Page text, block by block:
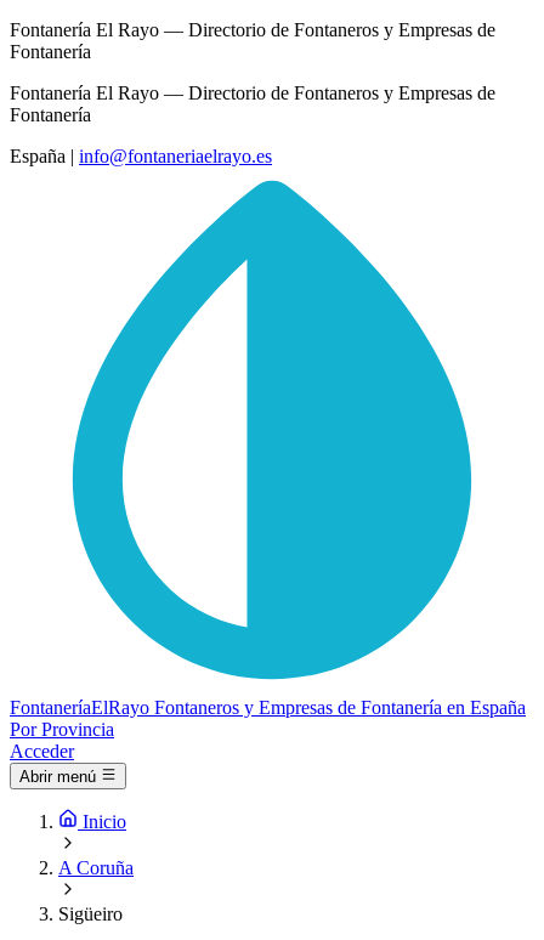
Fontanería El Rayo — Directorio de Fontaneros y Empresas de
Fontanería
Fontanería El Rayo — Directorio de Fontaneros y Empresas de
Fontanería
España | info@fontaneriaelrayo.es
FontaneríaElRayo Fontaneros y Empresas de Fontanería en España
Por Provincia
Acceder
Abrir menú
Inicio
A Coruña
Sigüeiro